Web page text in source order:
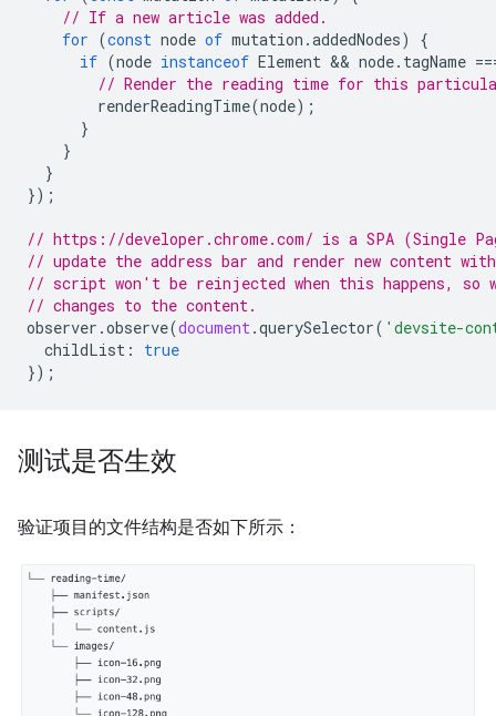
// If a new article was added.
for (const node of mutation .addedNodes)
{
if (node instanceof Element && node. tagName
// Render the reading time for this
renderReadingTime(node);
}
}
}
});
// https://developer.chrome.com/ is a SPA (Single
// update the address bar and render new content
// script won't be reinjected when this happens, so
// changes to the content.
observer .observe(document.querySelector( 'devsite-
childList :
true
});
测试是否生效
验证项目的文件结构是否如下所示：